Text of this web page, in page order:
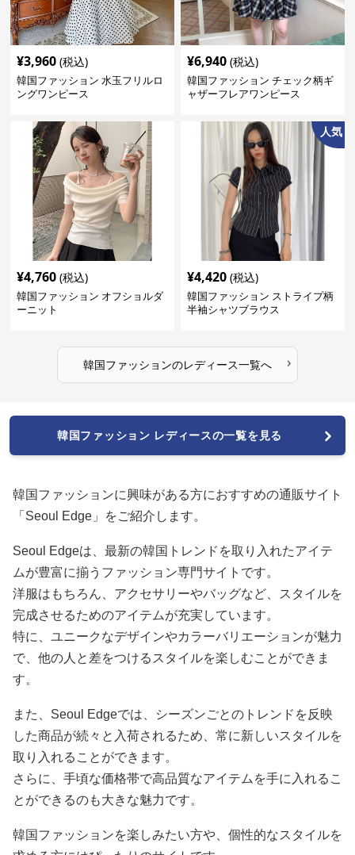
¥3,960 (税込)
韓国ファッション 水玉フリルロ
ングワンピース
¥6,940 (税込)
韓国ファッション チェック柄ギ
ャザーフレアワンピース
¥4,760 (税込)
韓国ファッション オフショルダ
ーニット
人気
¥4,420 (税込)
韓国ファッション ストライプ柄
半袖シャツブラウス
韓国ファッションのレディース一覧へ ›
韓国ファッション レディースの一覧を見る
韓国ファッションに興味がある方におすすめの通販サイト
「Seoul Edge」をご紹介します。
Seoul Edgeは、最新の韓国トレンドを取り入れたアイテ
ムが豊富に揃うファッション専門サイトです。
洋服はもちろん、アクセサリーやバッグなど、スタイルを
完成させるためのアイテムが充実しています。
特に、ユニークなデザインやカラーバリエーションが魅力
で、他の人と差をつけるスタイルを楽しむことができま
す。
また、Seoul Edgeでは、シーズンごとのトレンドを反映
した商品が続々と入荷されるため、常に新しいスタイルを
取り入れることができます。
さらに、手頃な価格帯で高品質なアイテムを手に入れるこ
とができるのも大きな魅力です。
韓国ファッションを楽しみたい方や、個性的なスタイルを